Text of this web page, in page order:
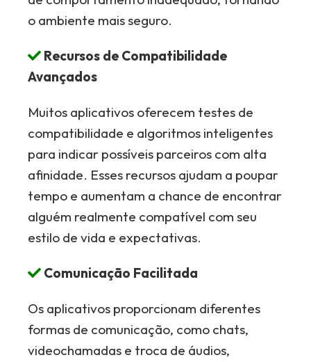
o ambiente mais seguro.
Recursos de Compatibilidade
Avançados
Muitos aplicativos oferecem testes de
compatibilidade e algoritmos inteligentes
para indicar possíveis parceiros com alta
afinidade. Esses recursos ajudam a poupar
tempo e aumentam a chance de encontrar
alguém realmente compatível com seu
estilo de vida e expectativas.
Comunicação Facilitada
Os aplicativos proporcionam diferentes
formas de comunicação, como chats,
videochamadas e troca de áudios,